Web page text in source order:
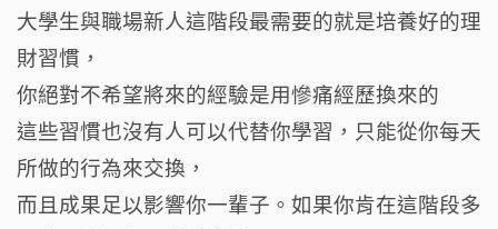
大學生與職場新人這階段最需要的就是培養好的理
財習慣，
你絕對不希望將來的經驗是用慘痛經歷換來的
這些習慣也沒有人可以代替你學習，只能從你每天
所做的行為來交換，
而且成果足以影響你一輩子。如果你肯在這階段多